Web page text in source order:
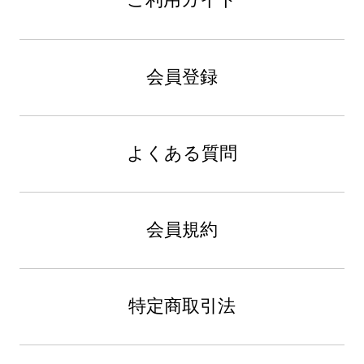
会員登録
よくある質問
会員規約
特定商取引法